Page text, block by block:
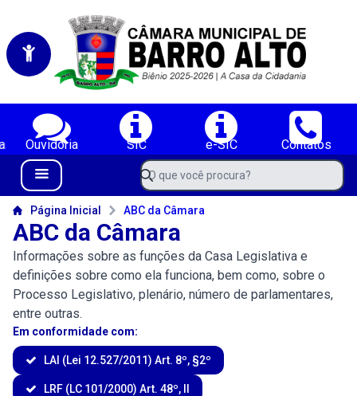
Serviços da Câmara Municipal de Vereadores de Barro Alto-BA;
SIC e-SIC Contatos
Diário
Navegue pelo portal da Câmara de Barro Alto-BA
Menu Bar
O que você procura?
Conteúdo da Câmara de Barro Alto-BA
Página Inicial ABC da Câmara
ABC da Câmara
Informações sobre as funções da Casa Legislativa e
definições sobre como ela funciona, bem como, sobre o
Processo Legislativo, plenário, número de parlamentares,
entre outras.
Em conformidade com:
LAI (Lei 12.527/2011) Art. 8º, §2º
LRF (LC 101/2000) Art. 48º, II